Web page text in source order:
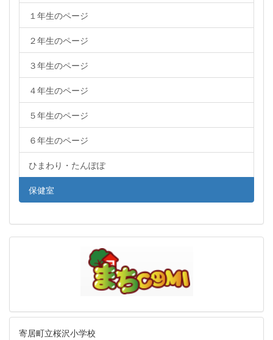
１年生のページ
２年生のページ
３年生のページ
４年生のページ
５年生のページ
６年生のページ
ひまわり・たんぽぽ
保健室
寄居町立桜沢小学校